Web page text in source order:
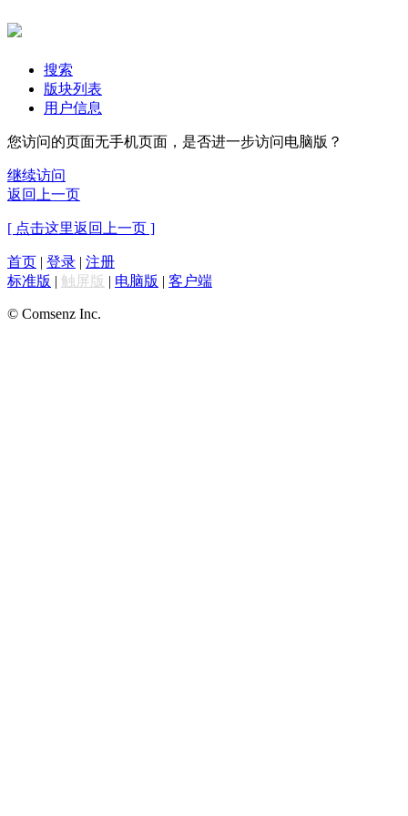
搜索
版块列表
用户信息
您访问的页面无手机页面，是否进一步访问电脑版？
继续访问
返回上一页
[ 点击这里返回上一页 ]
首页 | 登录 | 注册
标准版 | 触屏版 | 电脑版 | 客户端
© Comsenz Inc.